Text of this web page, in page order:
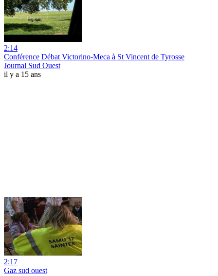
2:14
Conférence Débat Victorino-Meca à St Vincent de Tyrosse
Journal Sud Ouest
il y a 15 ans
2:17
Gaz sud ouest